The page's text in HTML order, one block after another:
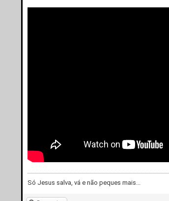
Só Jesus salva, vá e não peques mais...